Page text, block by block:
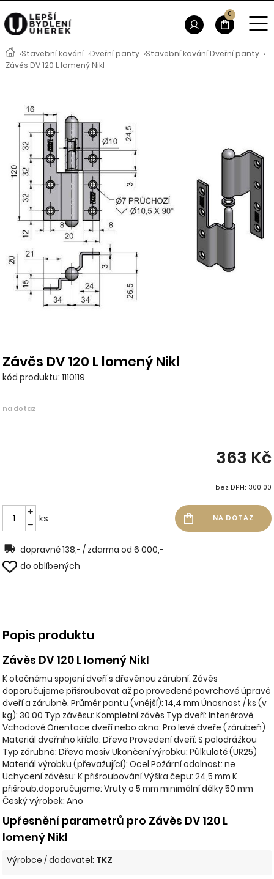
›Stavební kování ›Dveřní panty ›Stavební kování Dveřní panty ›
Závěs DV 120 L lomený Nikl
Závěs DV 120 L lomený Nikl
kód produktu: 1110119
na dotaz
363 Kč
bez DPH: 300,00
ks
dopravné 138,- / zdarma od 6 000,-
do oblíbených
Popis produktu
Závěs DV 120 L lomený Nikl
K otočnému spojení dveří s dřevěnou zárubní. Závěs
doporučujeme přišroubovat až po provedené povrchové úpravě
dveří a zárubně. Průměr pantu (vnější): 14,4 mm Únosnost / ks (v
kg): 30.00 Typ závěsu: Kompletní závěs Typ dveří: Interiérové,
Vchodové Orientace dveří nebo okna: Pro levé dveře (zárubeň)
Materiál dveřního křídla: Dřevo Provedení dveří: S polodrážkou
Typ zárubně: Dřevo masiv Ukončení výrobku: Půlkulaté (UR25)
Materiál výrobku (převažující): Ocel Požární odolnost: ne
Uchycení závěsu: K přišroubování Výška čepu: 24,5 mm K
přišroub.doporučujeme: Vruty o 5 mm minimální délky 50 mm
Český výrobek: Ano
Upřesnění parametrů pro Závěs DV 120 L
lomený Nikl
Výrobce / dodavatel: TKZ
0